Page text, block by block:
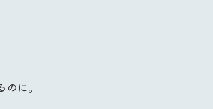
に。